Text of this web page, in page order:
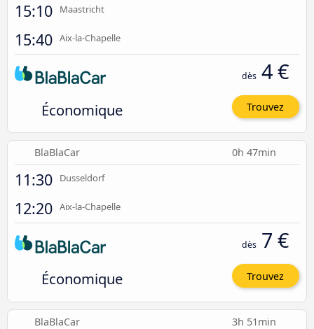
15:10 Maastricht
15:40 Aix-la-Chapelle
Économique
dès 4 €
Trouvez
BlaBlaCar 0h 47min
11:30 Dusseldorf
12:20 Aix-la-Chapelle
Économique
dès 7 €
Trouvez
BlaBlaCar 3h 51min